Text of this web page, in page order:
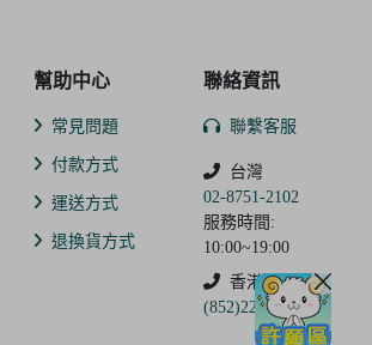
幫助中心
常見問題
付款方式
運送方式
退換貨方式
聯絡資訊
聯繫客服
台灣
02-8751-2102
服務時間:
10:00~19:00
香港
(852)2250-9311